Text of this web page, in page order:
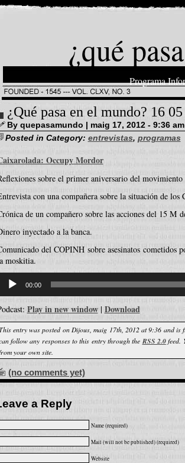
¿qué
Programa
¿Qué pasa en el mundo? 16
By quepasamundo | maig 17, 2012 - 9:36 am
Posted in Category: entrevistas, programas
Occupy Mordor
sobre el primer aniversario del
con una compañera sobre la situación de los
de un compañero sobre las acciones del 15 M
inyectado a la banca.
del COPINH sobre asesinatos cometidos
moskitia.
d'àudio
00:00
Play in new window| Download
entry was posted on Dijous, maig 17th, 2012 at 9:36 and is
follow any responses to this entry through the RSS 2.0feed.
your own site.
(no comments yet)
a Reply
Name (required)
Mail (will not be published) (required)
Website